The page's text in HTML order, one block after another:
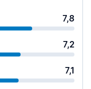
7,8
7,2
7,1